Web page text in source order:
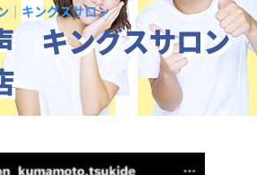
｜キングスサロン
キングスサロン